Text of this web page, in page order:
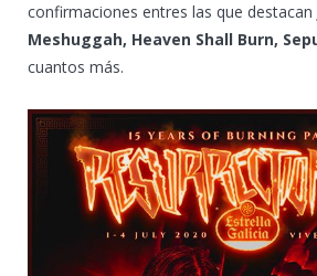
confirmaciones entres las que destacan
Meshuggah, Heaven Shall Burn,
cuantos más.